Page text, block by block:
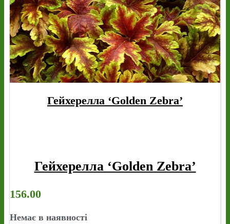
Гейхерелла ‘Golden Zebra’
Гейхерелла ‘Golden Zebra’
156.00
Немає в наявності